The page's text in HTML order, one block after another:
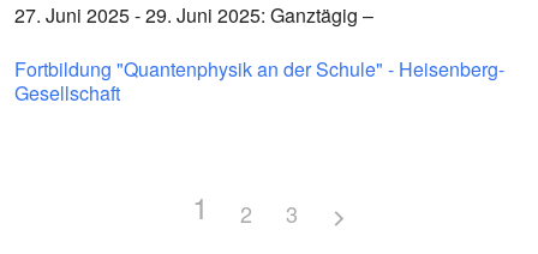
27. Juni 2025 - 29. Juni 2025: Ganztägig –
Fortbildung "Quantenphysik an der Schule" - Heisenberg-
Gesellschaft
1 2 3